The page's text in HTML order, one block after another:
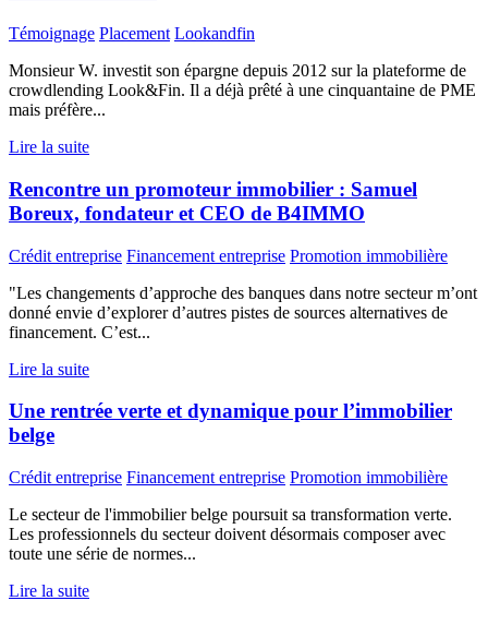
Témoignage Placement Lookandfin
Monsieur W. investit son épargne depuis 2012 sur la plateforme de
crowdlending Look&Fin. Il a déjà prêté à une cinquantaine de PME
mais préfère...
Lire la suite
Rencontre un promoteur immobilier : Samuel
Boreux, fondateur et CEO de B4IMMO
Crédit entreprise Financement entreprise Promotion immobilière
"Les changements d’approche des banques dans notre secteur m’ont
donné envie d’explorer d’autres pistes de sources alternatives de
financement. C’est...
Lire la suite
Une rentrée verte et dynamique pour l’immobilier
belge
Crédit entreprise Financement entreprise Promotion immobilière
Le secteur de l'immobilier belge poursuit sa transformation verte.
Les professionnels du secteur doivent désormais composer avec
toute une série de normes...
Lire la suite